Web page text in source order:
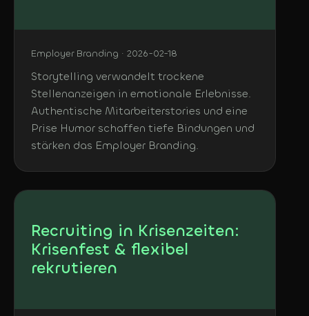
Employer Branding · 2026-02-18
Storytelling verwandelt trockene
Stellenanzeigen in emotionale Erlebnisse.
Authentische Mitarbeiterstories und eine
Prise Humor schaffen tiefe Bindungen und
stärken das Employer Branding.
Recruiting in Krisenzeiten:
Krisenfest & flexibel
rekrutieren